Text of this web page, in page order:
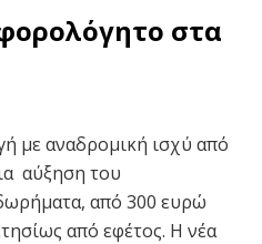
στα
με αναδρομική ισχύ από
αύξηση του
από 300 ευρώ
από εφέτος. Η νέα